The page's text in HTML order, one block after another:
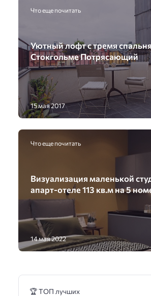
Что еще почитать
Уютный лофт с тремя
Стокгольме Потрясающий
15 мая 2017
Что еще почитать
Визуализация маленькой
апарт-отеле 113 кв.м на 5
14 мая 2022
🏆 ТОП лучших